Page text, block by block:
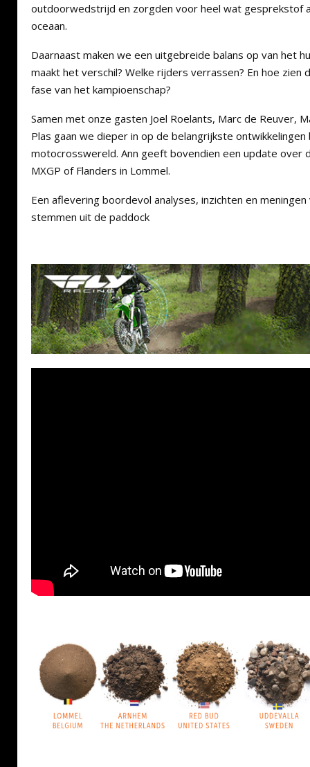
outdoorwedstrijd en zorgden voor heel wat gesprekstof
oceaan.
Daarnaast maken we een uitgebreide balans op van het
maakt het verschil? Welke rijders verrassen? En hoe zien
fase van het kampioenschap?
Samen met onze gasten Joel Roelants, Marc de Reuver,
Plas gaan we dieper in op de belangrijkste ontwikkelingen
motocrosswereld. Ann geeft bovendien een update over
MXGP of Flanders in Lommel.
Een aflevering boordevol analyses, inzichten en
stemmen uit de paddock